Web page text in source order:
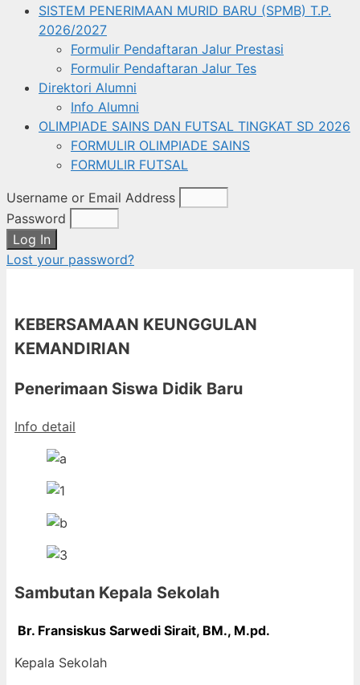
SISTEM PENERIMAAN MURID BARU (SPMB) T.P.
2026/2027
Formulir Pendaftaran Jalur Prestasi
Formulir Pendaftaran Jalur Tes
Direktori Alumni
Info Alumni
OLIMPIADE SAINS DAN FUTSAL TINGKAT SD 2026
FORMULIR OLIMPIADE SAINS
FORMULIR FUTSAL
Username or Email Address
Password
Log In
Lost your password?
KEBERSAMAAN KEUNGGULAN
KEMANDIRIAN
Penerimaan Siswa Didik Baru
Info detail
Sambutan Kepala Sekolah
Br. Fransiskus Sarwedi Sirait, BM., M.pd.
Kepala Sekolah